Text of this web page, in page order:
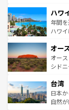
ば市内
着の
のよ
ンメ
西部
部の
文化
しみ
ならでは
情報は
ハワ
年間
ハワ
ワイ
島だ
おす
れる
人々
ク、
オー
オー
シド
リア
ク）
ど、
台湾
日本
自然